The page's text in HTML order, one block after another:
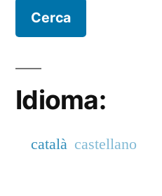
Idioma:
català castellano